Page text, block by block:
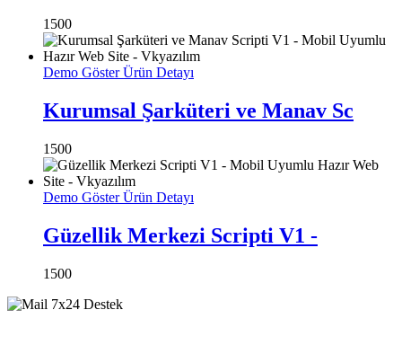
1500
Demo GösterÜrün Detayı
Kurumsal Şarküteri ve Manav Sc
1500
Demo GösterÜrün Detayı
Güzellik Merkezi Scripti V1 -
1500